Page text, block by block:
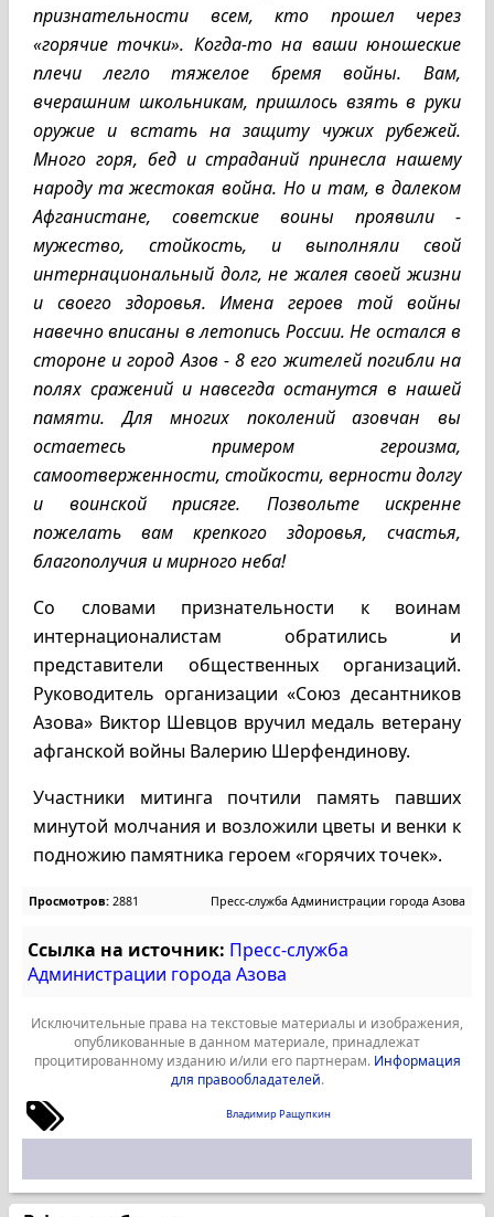
признательности всем, кто прошел через
«горячие точки». Когда-то на ваши юношеские
плечи легло тяжелое бремя войны. Вам,
вчерашним школьникам, пришлось взять в руки
оружие и встать на защиту чужих рубежей.
Много горя, бед и страданий принесла нашему
народу та жестокая война. Но и там, в далеком
Афганистане, советские воины проявили -
мужество, стойкость, и выполняли свой
интернациональный долг, не жалея своей жизни
и своего здоровья. Имена героев той войны
навечно вписаны в летопись России. Не остался в
стороне и город Азов - 8 его жителей погибли на
полях сражений и навсегда останутся в нашей
памяти. Для многих поколений азовчан вы
остаетесь примером героизма,
самоотверженности, стойкости, верности долгу
и воинской присяге. Позвольте искренне
пожелать вам крепкого здоровья, счастья,
благополучия и мирного неба!
Со словами признательности к воинам
интернационалистам обратились и
представители общественных организаций.
Руководитель организации «Союз десантников
Азова» Виктор Шевцов вручил медаль ветерану
афганской войны Валерию Шерфендинову.
Участники митинга почтили память павших
минутой молчания и возложили цветы и венки к
подножию памятника героем «горячих точек».
Просмотров: 2881 Пресс-служба Администрации города Азова
Ссылка на источник: Пресс-служба
Администрации города Азова
Исключительные права на текстовые материалы и изображения,
опубликованные в данном материале, принадлежат
процитированному изданию и/или его партнерам. Информация
для правообладателей.
Владимир Ращупкин